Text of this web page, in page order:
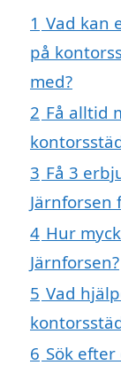
1 Vad kan
på
med?
2 Få alltid
3 Få 3
Järnforsen
4 Hur
Järnforsen?
5 Vad
6 Sök